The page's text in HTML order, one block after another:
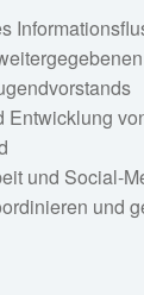
Entwicklung
und Social-
und